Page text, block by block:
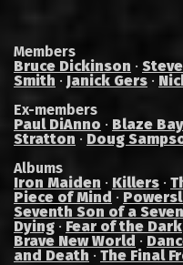
Members
Bruce Dickinson ·
Smith · Janick Gers ·
Ex-members
Paul DiAnno · Blaze
Stratton · Doug
Albums
Iron Maiden · Killers ·
Piece of Mind ·
Seventh Son of a
Dying · Fear of the Dark
Brave New World ·
and Death · The Final